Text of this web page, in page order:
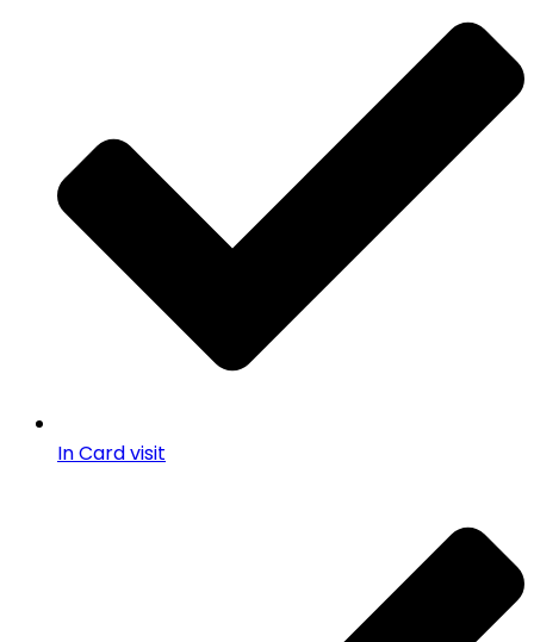
In Card visit